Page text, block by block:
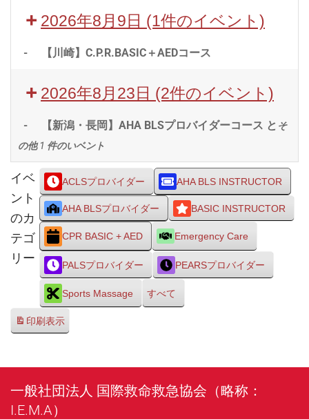
2026年8月9日 (1件のイベント)
- 【川崎】C.P.R.BASIC＋AEDコース
2026年8月23日 (2件のイベント)
- 【新潟・長岡】AHA BLSプロバイダーコース と そ
の他 1 件のいベント
イベ
ント
のカ
テゴ
リー
ACLSプロバイダー AHA BLS INSTRUCTOR
AHA BLSプロバイダー BASIC INSTRUCTOR
CPR BASIC + AED Emergency Care
PALSプロバイダー PEARSプロバイダー
Sports Massage すべて
印刷表示
一般社団法人 国際救命救急協会（略称：
I.E.M.A）